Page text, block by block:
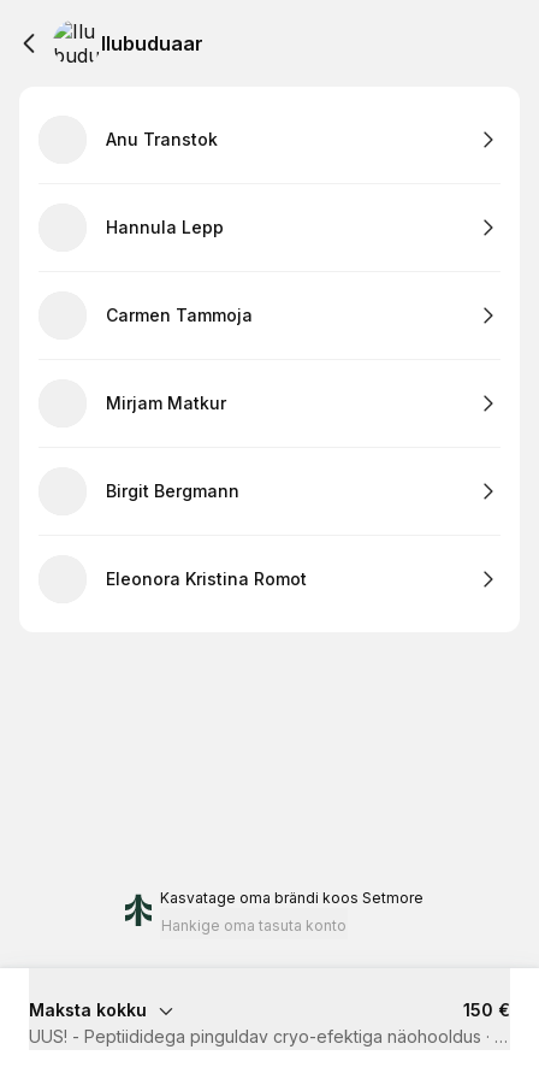
Ilubuduaar
Anu Transtok
Hannula Lepp
Carmen Tammoja
Mirjam Matkur
Birgit Bergmann
Eleonora Kristina Romot
Kasvatage oma brändi koos Setmore
Hankige oma tasuta konto
Maksta kokku
150 €
UUS! - Peptiididega pinguldav cryo-efektiga näohooldus · 1 t 15